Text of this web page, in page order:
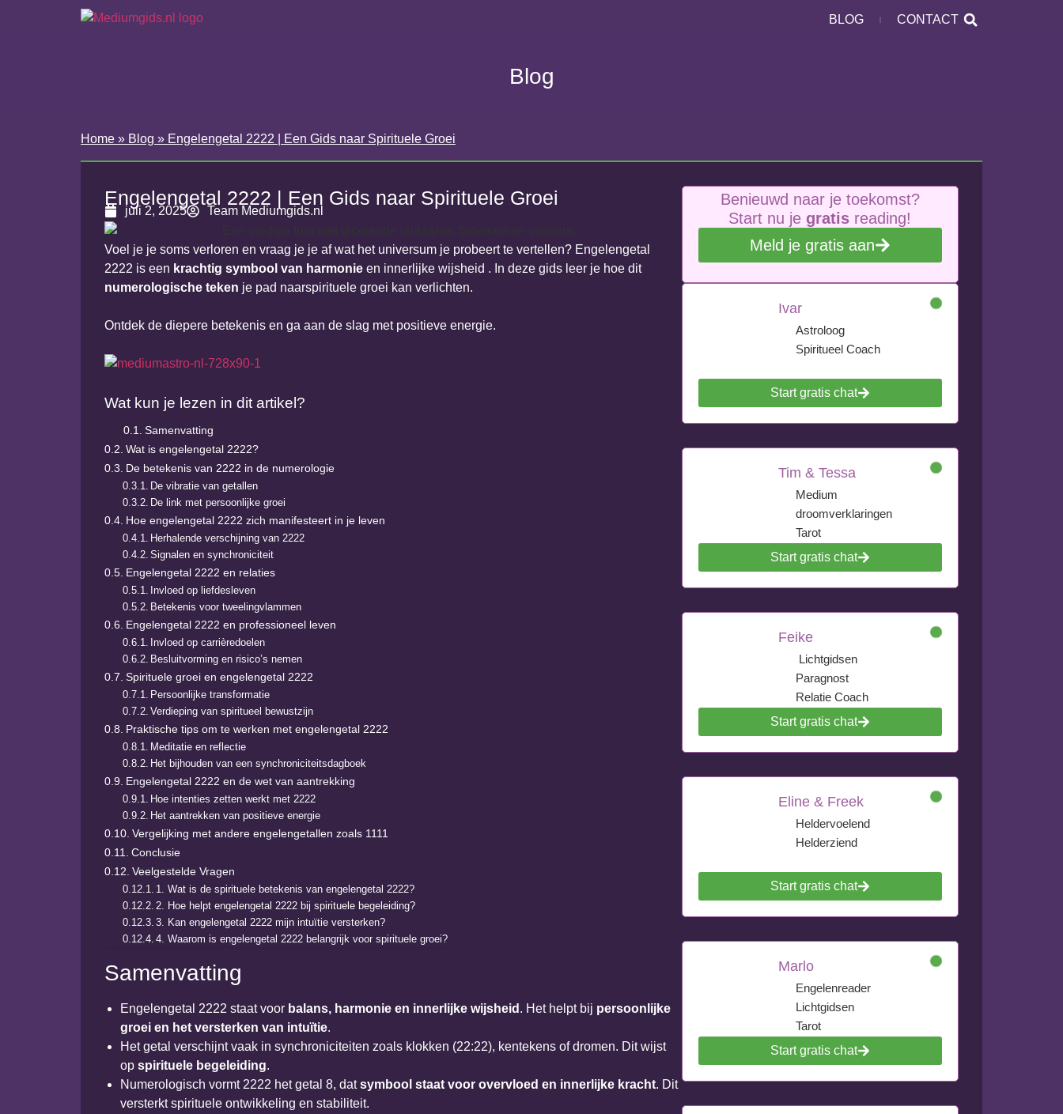
BLOG CONTACT
Blog
Home » Blog » Engelengetal 2222 | Een Gids naar Spirituele Groei
Engelengetal 2222 | Een Gids naar Spirituele Groei
juli 2, 2025 Team Mediumgids.nl
Voel je je soms verloren en vraag je je af wat het universum je probeert te vertellen? Engelengetal
2222 is een krachtig symbool van harmonie en innerlijke wijsheid . In deze gids leer je hoe dit
numerologische teken je pad naarspirituele groei kan verlichten.
Ontdek de diepere betekenis en ga aan de slag met positieve energie.
Wat kun je lezen in dit artikel?
Samenvatting
Wat is engelengetal 2222?
De betekenis van 2222 in de numerologie
De vibratie van getallen
De link met persoonlijke groei
Hoe engelengetal 2222 zich manifesteert in je leven
Herhalende verschijning van 2222
Signalen en synchroniciteit
Engelengetal 2222 en relaties
Invloed op liefdesleven
Betekenis voor tweelingvlammen
Engelengetal 2222 en professioneel leven
Invloed op carrièredoelen
Besluitvorming en risico’s nemen
Spirituele groei en engelengetal 2222
Persoonlijke transformatie
Verdieping van spiritueel bewustzijn
Praktische tips om te werken met engelengetal 2222
Meditatie en reflectie
Het bijhouden van een synchroniciteitsdagboek
Engelengetal 2222 en de wet van aantrekking
Hoe intenties zetten werkt met 2222
Het aantrekken van positieve energie
Vergelijking met andere engelengetallen zoals 1111
Conclusie
Veelgestelde Vragen
1. Wat is de spirituele betekenis van engelengetal 2222?
2. Hoe helpt engelengetal 2222 bij spirituele begeleiding?
3. Kan engelengetal 2222 mijn intuïtie versterken?
4. Waarom is engelengetal 2222 belangrijk voor spirituele groei?
Samenvatting
Engelengetal 2222 staat voor balans, harmonie en innerlijke wijsheid . Het helpt bij persoonlijke
groei en het versterken van intuïtie.
Het getal verschijnt vaak in synchroniciteiten zoals klokken (22:22), kentekens of dromen. Dit wijst
op spirituele begeleiding.
Numerologisch vormt 2222 het getal 8, datsymbool staat voor overvloed en innerlijke kracht. Dit
versterkt spirituele ontwikkeling en stabiliteit.
Benieuwd naar je toekomst?
Start nu je gratis reading!
Meld je gratis aan
Ivar
Astroloog
Spiritueel Coach
Start gratis chat
Tim & Tessa
Medium
droomverklaringen
Tarot
Start gratis chat
Feike
Lichtgidsen
Paragnost
Relatie Coach
Start gratis chat
Eline & Freek
Heldervoelend
Helderziend
Start gratis chat
Marlo
Engelenreader
Lichtgidsen
Tarot
Start gratis chat